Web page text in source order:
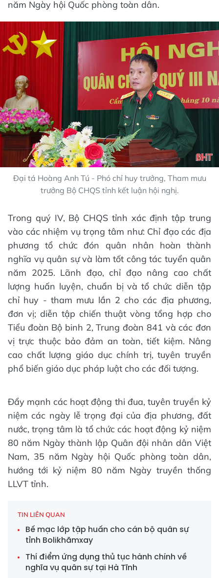
năm Ngày hội Quốc phòng toàn dân.
Đại tá Hoàng Anh Tú - Phó chỉ huy trưởng, Tham mưu
trưởng Bộ CHQS tỉnh kết luận hội nghị.
Trong quý IV, Bộ CHQS tỉnh xác định tập trung
vào các nhiệm vụ trọng tâm như: Chỉ đạo các địa
phương tổ chức đón quân nhân hoàn thành
nghĩa vụ quân sự và làm tốt công tác tuyển quân
năm 2025. Lãnh đạo, chỉ đạo nâng cao chất
lượng huấn luyện, chuẩn bị và tổ chức diễn tập
chỉ huy - tham mưu lần 2 cho các địa phương,
đơn vị; diễn tập chiến thuật vòng tổng hợp cho
Tiểu đoàn Bộ binh 2, Trung đoàn 841 và các đơn
vị trực thuộc bảo đảm an toàn, tiết kiệm. Nâng
cao chất lượng giáo dục chính trị, tuyên truyền
phổ biến giáo dục pháp luật cho các đối tượng.
Đẩy mạnh các hoạt động thi đua, tuyên truyền kỷ
niệm các ngày lễ trọng đại của địa phương, đất
nước, trọng tâm là tổ chức các hoạt động kỷ niệm
80 năm Ngày thành lập Quân đội nhân dân Việt
Nam, 35 năm Ngày hội Quốc phòng toàn dân,
hướng tới kỷ niệm 80 năm Ngày truyền thống
LLVT tỉnh.
TIN LIÊN QUAN
Bế mạc lớp tập huấn cho cán bộ quân sự
tỉnh Bolikhămxay
Thí điểm ứng dụng thủ tục hành chính về
nghĩa vụ quân sự tại Hà Tĩnh